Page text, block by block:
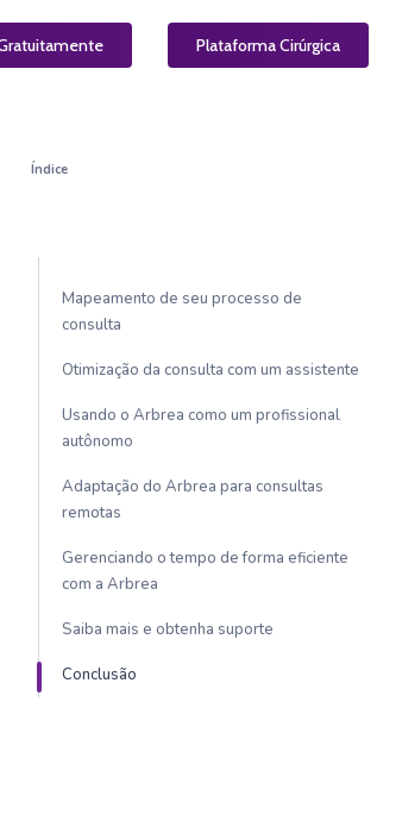
Plataforma Cirúrgica
Índice
Mapeamento de seu processo de
consulta
Otimização da consulta com um assistente
Usando o Arbrea como um profissional
autônomo
Adaptação do Arbrea para consultas
remotas
Gerenciando o tempo de forma eficiente
com a Arbrea
Saiba mais e obtenha suporte
Conclusão